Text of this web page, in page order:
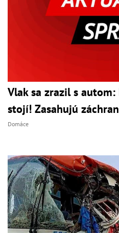
Vlak sa zrazil s
stojí! Zasahujú
Domáce